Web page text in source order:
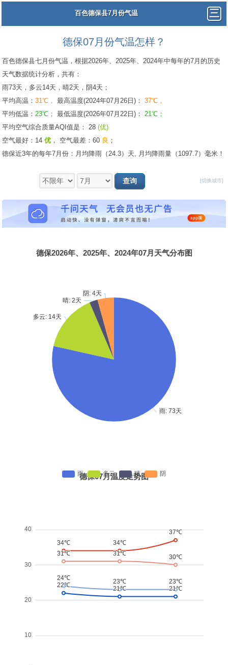
百色德保县7月份气温
德保07月份气温怎样？
百色德保县七月份气温，根据2026年、2025年、2024年中每年的7月的历史
天气数据统计分析，共有：
雨73天，多云14天，晴2天，阴4天；
平均高温： 31℃， 最高温度(2024年07月26日)： 37℃，
平均低温： 23℃； 最低温度(2026年07月22日)： 21℃；
平均空气综合质量AQI值是： 28 (优)
空气最好：14 优 ， 空气最差：60 良 ；
德保近3年的每年7月份：月均降雨（24.3）天, 月均降雨量（1097.7）毫米！
[切换城市]
德保2026年、2025年、2024年07月天气分布图
德保07月温度走势图